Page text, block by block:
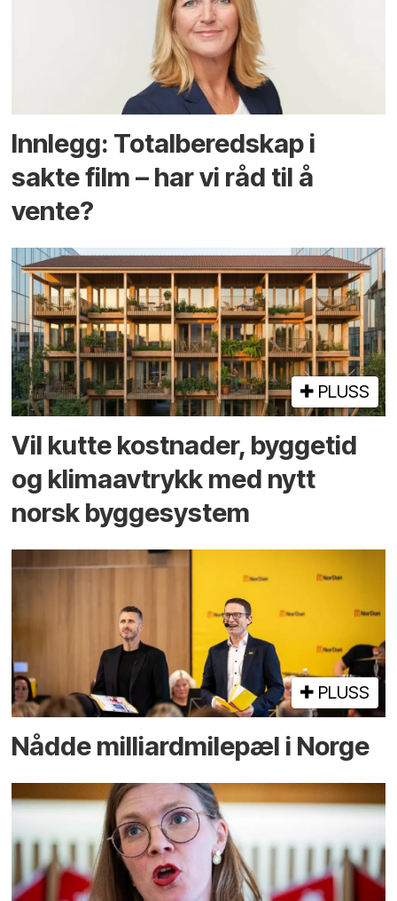
Innlegg: Totalberedskap i
sakte film – har vi råd til å
vente?
PLUSS
Vil kutte kostnader, byggetid
og klima­avtrykk med nytt
norsk bygge­system
PLUSS
Nådde milliard­­milepæl i Norge